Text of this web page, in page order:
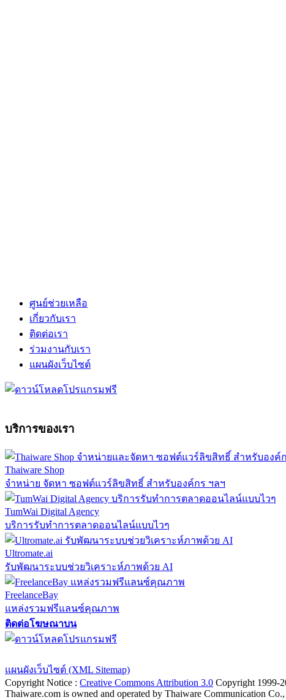
ศูนย์ช่วยเหลือ
เกี่ยวกับเรา
ติดต่อเรา
ร่วมงานกับเรา
แผนผังเว็บไซต์
บริการของเรา
Thaiware Shop
จำหน่าย จัดหา ซอฟต์แวร์ลิขสิทธิ์ สำหรับองค์กร ฯลฯ
TumWai Digital Agency
บริการรับทำการตลาดออนไลน์แบบไวๆ
Ultromate.ai
รับพัฒนาระบบช่วยวิเคราะห์ภาพด้วย AI
FreelanceBay
แหล่งรวมฟรีแลนซ์คุณภาพ
ติดต่อโฆษณาบน
แผนผังเว็บไซต์ (XML Sitemap)
Copyright Notice : Creative Commons Attribution 3.0 Copyright 1999-
Thaiware.com is owned and operated by Thaiware Communication